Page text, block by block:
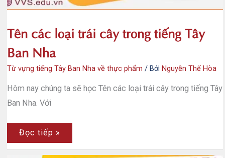
Tên các loại trái cây trong tiếng Tây
Ban Nha
Từ vựng tiếng Tây Ban Nha về thực phẩm / Bởi Nguyễn Thế Hòa
Hôm nay chúng ta sẽ học Tên các loại trái cây trong tiếng Tây
Ban Nha. Với
Tên
các
loại
Đọc tiếp »